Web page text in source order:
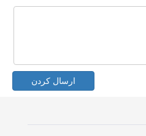
ارسال کردن